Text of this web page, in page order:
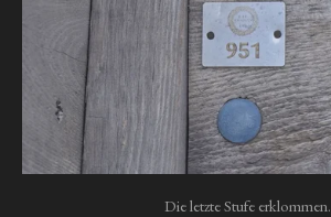
Die letzte Stufe erklommen.